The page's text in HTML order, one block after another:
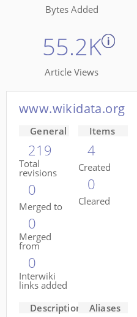
Bytes Added
55.2K
Article Views
www.wikidata.org
General
219
Total
revisions
0
Merged to
0
Merged
from
0
Interwiki
links added
Items
4
Created
0
Cleared
Descriptions Aliases